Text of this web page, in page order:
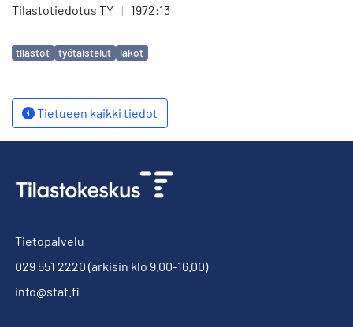
Tilastotiedotus TY | 1972:13
Avainsanat
tilastot työtaistelut lakot
Tietueen kaikki tiedot
Tietopalvelu
029 551 2220 (arkisin klo 9.00-16.00)
info@stat.fi